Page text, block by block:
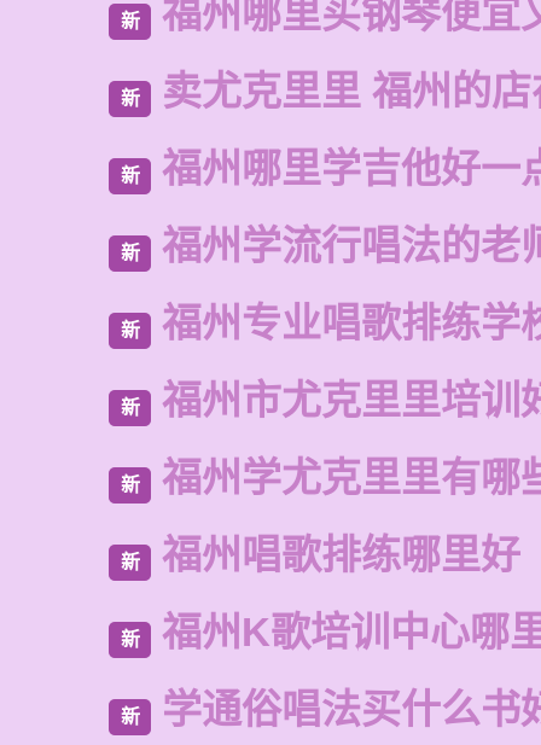
新 福州哪里买钢琴便宜
新 卖尤克里里 福州的
新 福州哪里学吉他好一
新 福州学流行唱法的老
新 福州专业唱歌排练学
新 福州市尤克里里培训
新 福州学尤克里里有哪
新 福州唱歌排练哪里好
新 福州K歌培训中心哪
新 学通俗唱法买什么书